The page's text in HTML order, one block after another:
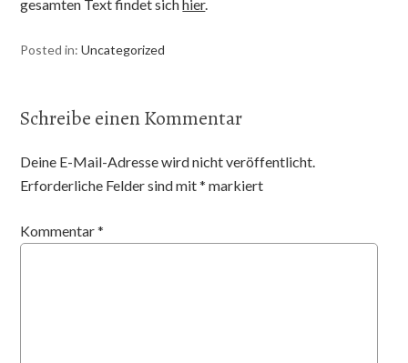
gesamten Text findet sichhier.
Posted in:Uncategorized
Schreibe einen Kommentar
Deine E-Mail-Adresse wird nicht veröffentlicht.
Erforderliche Felder sind mit* markiert
Kommentar*